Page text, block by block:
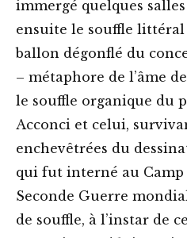
immergé quelques
ensuite le souffle
ballon dégonflé du
– métaphore de l’âme
le souffle organique du
Acconci et celui,
enchevêtrées du
qui fut interné au
Seconde Guerre
de souffle, à l’instar de